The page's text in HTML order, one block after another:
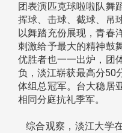
团表演匹克球啦啦队舞
挥球、击球、截球、吊
以舞踏充份展现，青春
刺激给予最大的精神鼓
优胜者也一一出炉，团
负，淡江崭获最高分50
体组总冠军。台大稳居
相同分庭抗礼季军。
综合观察，淡江大学